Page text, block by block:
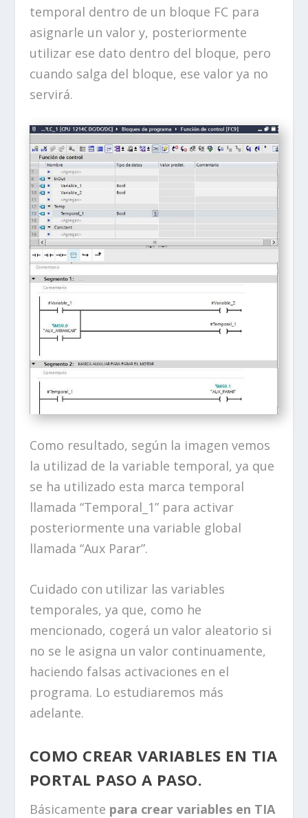
temporal dentro de un bloque FC para
asignarle un valor y, posteriormente
utilizar ese dato dentro del bloque, pero
cuando salga del bloque, ese valor ya no
servirá.
Como resultado, según la imagen vemos
la utilizad de la variable temporal, ya que
se ha utilizado esta marca temporal
llamada “Temporal_1” para activar
posteriormente una variable global
llamada “Aux Parar”.
Cuidado con utilizar las variables
temporales, ya que, como he
mencionado, cogerá un valor aleatorio si
no se le asigna un valor continuamente,
haciendo falsas activaciones en el
programa. Lo estudiaremos más
adelante.
COMO CREAR VARIABLES EN TIA
PORTAL PASO A PASO.
Básicamente para crear variables en TIA